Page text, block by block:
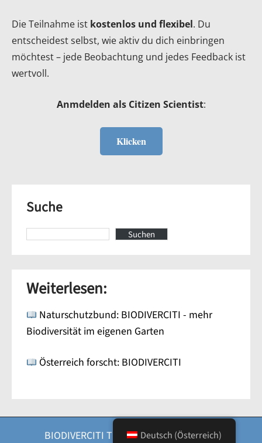
Die Teilnahme ist kostenlos und flexibel. Du
entscheidest selbst, wie aktiv du dich einbringen
möchtest – jede Beobachtung und jedes Feedback ist
wertvoll.
Anmdelden als Citizen Scientist:
Klicken
Suche
Suchen
Weiterlesen:
Naturschutzbund: BIODIVERCITI - mehr
Biodiversität im eigenen Garten
Österreich forscht: BIODIVERCITI
BIODIVERCITI Thema vonSKT Ökologie
Deutsch (Österreich)